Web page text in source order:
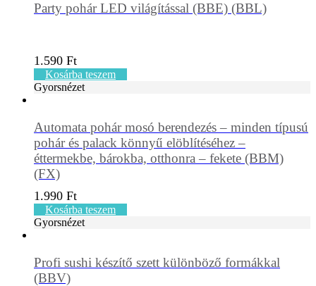
Party pohár LED világítással (BBE) (BBL)
1.590 Ft
Kosárba teszem
Gyorsnézet
Automata pohár mosó berendezés – minden típusú
pohár és palack könnyű elöblítéséhez –
éttermekbe, bárokba, otthonra – fekete (BBM)
(FX)
1.990 Ft
Kosárba teszem
Gyorsnézet
Profi sushi készítő szett különböző formákkal
(BBV)